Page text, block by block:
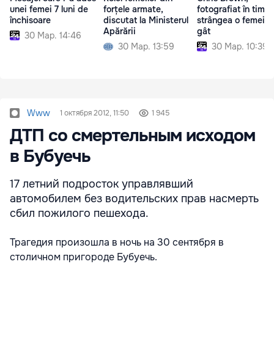
unei femei 7 luni de
închisoare
30 Мар. 14:46
forțele armate,
discutat la Ministerul
Apărării
30 Мар. 13:59
fotografiat în timp
strângea o femeie
gât
30 Мар. 10:39
Www 1 октября 2012, 11:50 1 945
ДТП со смертельным исходом
в Бубуечь
17 летний подросток управлявший
автомобилем без водительских прав насмерть
сбил пожилого пешехода.
Трагедия произошла в ночь на 30 сентября в
столичном пригороде Бубуечь.